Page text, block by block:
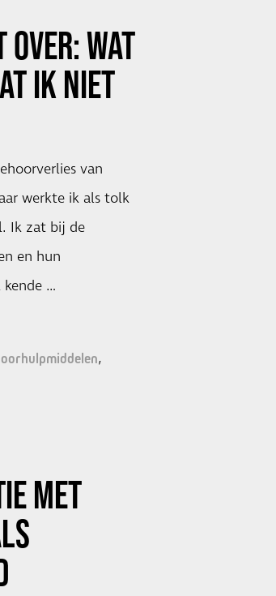
OVER: WAT
IK NIET
van
werkte ik als tolk
Ik zat bij de
en hun
kende …
MET